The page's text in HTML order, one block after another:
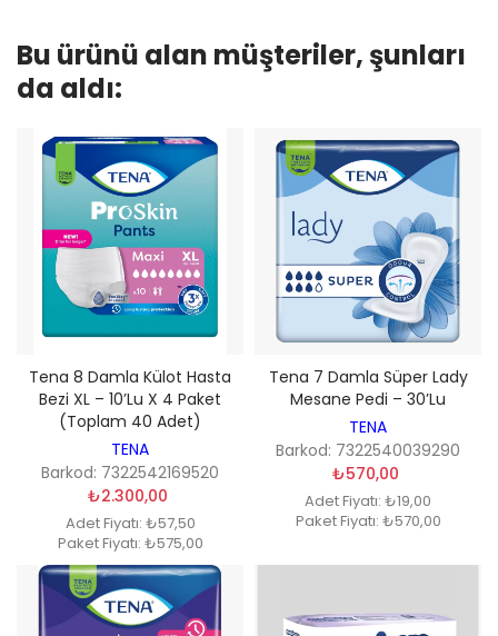
Bu ürünü alan müşteriler, şunları
da aldı:
Tena 8 Damla Külot Hasta
Bezi XL – 10’lu X 4 Paket
(Toplam 40 Adet)
TENA
Barkod: 7322542169520
₺2.300,00
Adet Fiyatı: ₺57,50
Paket Fiyatı: ₺575,00
Tena 7 Damla Süper Lady
Mesane Pedi – 30’lu
TENA
Barkod: 7322540039290
₺570,00
Adet Fiyatı: ₺19,00
Paket Fiyatı: ₺570,00